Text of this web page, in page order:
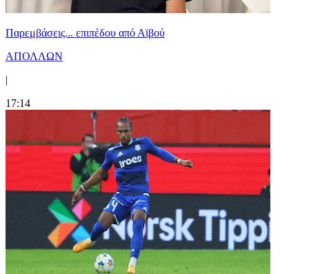
Παρεμβάσεις... επιπέδου από Αϊβού
ΑΠΟΛΛΩΝ
|
17:14